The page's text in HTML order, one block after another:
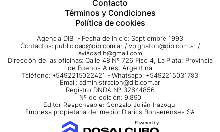
Contacto
Términos y Condiciones
Política de cookies
Agencia DIB - Fecha de Inicio: Septiembre 1993
Contactos: publicidad@dib.com.ar / vpignaton@dib.com.ar /
avisosdib@gmail.com
Dirección de las oficinas: Calle 48 Nº 726 Piso 4, La Plata; Provincia
de Buenos Aires, Argentina
Teléfono: +5492215022421 - Whatsapp: +5492215031783
Email: administracion@dib.com.ar
Registro DNDA Nº 32644856
Nº de edición: 9.890
Editor Responsable: Gonzalo Julián Irazoqui
Empresa propietaria del medio: Diarios Bonaerenses SA